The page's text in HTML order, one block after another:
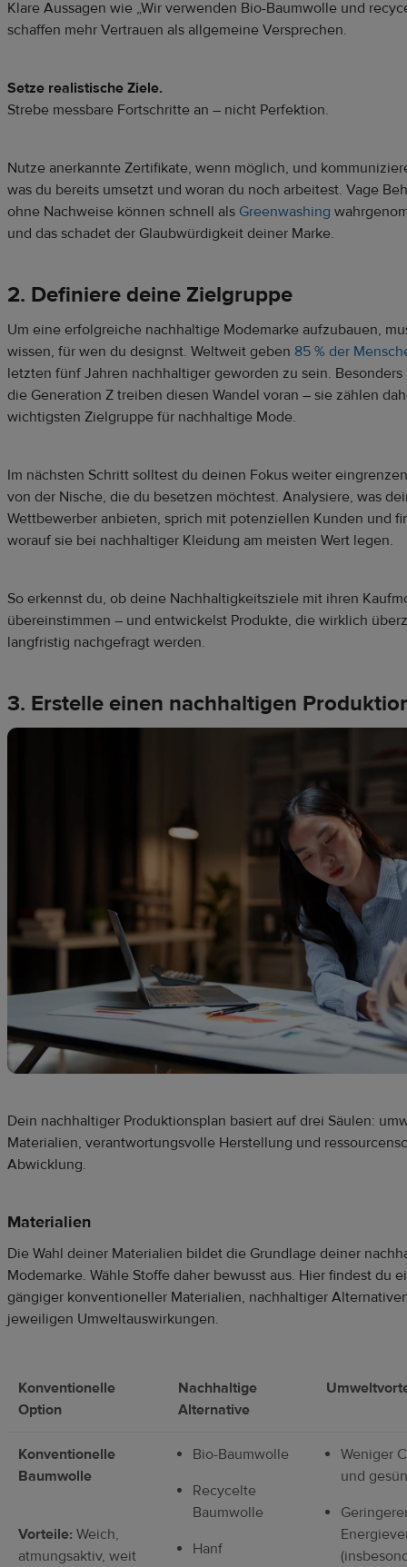
Klare Aussagen wie „Wir verwenden Bio-Baumwolle und
schaffen mehr Vertrauen als allgemeine Versprechen.
Setze realistische Ziele.
Strebe messbare Fortschritte an – nicht Perfektion.
Nutze anerkannte Zertifikate, wenn möglich, und
was du bereits umsetzt und woran du noch arbeitest. Vage
ohne Nachweise können schnell als Greenwashing
und das schadet der Glaubwürdigkeit deiner Marke.
2. Definiere deine Zielgruppe
Um eine erfolgreiche nachhaltige Modemarke aufzubauen,
wissen, für wen du designst. Weltweit geben 85 % der
letzten fünf Jahren nachhaltiger geworden zu sein.
die Generation Z treiben diesen Wandel voran – sie zählen
wichtigsten Zielgruppe für nachhaltige Mode.
Im nächsten Schritt solltest du deinen Fokus weiter
von der Nische, die du besetzen möchtest. Analysiere, was
Wettbewerber anbieten, sprich mit potenziellen Kunden und
worauf sie bei nachhaltiger Kleidung am meisten Wert legen.
So erkennst du, ob deine Nachhaltigkeitsziele mit ihren
übereinstimmen – und entwickelst Produkte, die wirklich
langfristig nachgefragt werden.
3. Erstelle einen nachhaltigen
Dein nachhaltiger Produktionsplan basiert auf drei Säulen:
Materialien, verantwortungsvolle Herstellung und
Abwicklung.
Materialien
Die Wahl deiner Materialien bildet die Grundlage deiner
Modemarke. Wähle Stoffe daher bewusst aus. Hier findest du
gängiger konventioneller Materialien, nachhaltiger
jeweiligen Umweltauswirkungen.
Konventionelle
Option
Nachhaltige
Alternative
Konventionelle
Baumwolle
Vorteile: Weich,
atmungsaktiv, weit
Bio-Baumwolle
Recycelte
Baumwolle
Hanf
Weniger
und